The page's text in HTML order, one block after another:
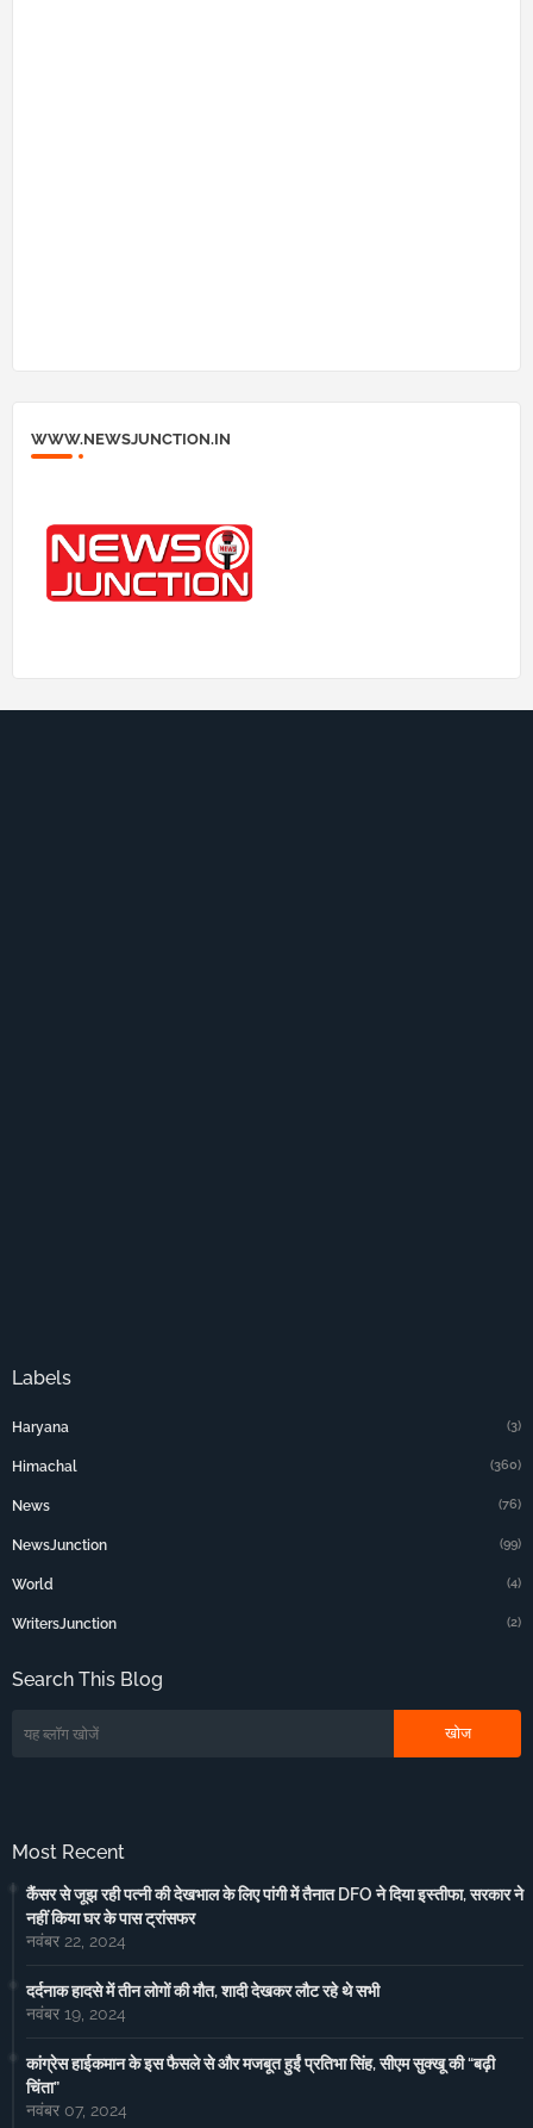
WWW.NEWSJUNCTION.IN
Labels
Haryana (3)
Himachal (360)
News (76)
NewsJunction (99)
World (4)
WritersJunction (2)
Search This Blog
Most Recent
कैंसर से जूझ रही पत्नी की देखभाल के लिए पांगी में तैनात DFO ने दिया इस्तीफा, सरकार ने
नहीं किया घर के पास ट्रांसफर
नवंबर 22, 2024
दर्दनाक हादसे में तीन लोगों की मौत, शादी देखकर लौट रहे थे सभी
नवंबर 19, 2024
कांग्रेस हाईकमान के इस फैसले से और मजबूत हुईं प्रतिभा सिंह, सीएम सुक्खू की “बढ़ी
चिंता”
नवंबर 07, 2024